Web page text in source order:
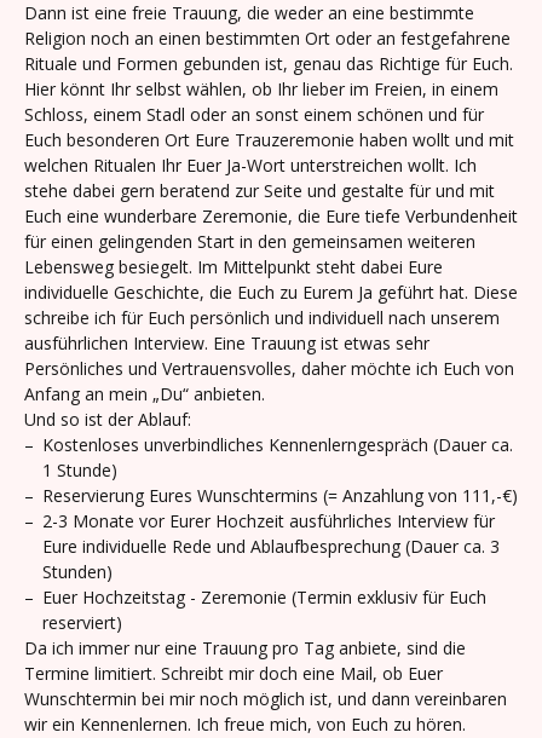
Dann ist eine freie Trauung, die weder an eine bestimmte
Religion noch an einen bestimmten Ort oder an festgefahrene
Rituale und Formen gebunden ist, genau das Richtige für Euch.
Hier könnt Ihr selbst wählen, ob Ihr lieber im Freien, in einem
Schloss, einem Stadl oder an sonst einem schönen und für
Euch besonderen Ort Eure Trauzeremonie haben wollt und mit
welchen Ritualen Ihr Euer Ja-Wort unterstreichen wollt. Ich
stehe dabei gern beratend zur Seite und gestalte für und mit
Euch eine wunderbare Zeremonie, die Eure tiefe Verbundenheit
für einen gelingenden Start in den gemeinsamen weiteren
Lebensweg besiegelt. Im Mittelpunkt steht dabei Eure
individuelle Geschichte, die Euch zu Eurem Ja geführt hat. Diese
schreibe ich für Euch persönlich und individuell nach unserem
ausführlichen Interview. Eine Trauung ist etwas sehr
Persönliches und Vertrauensvolles, daher möchte ich Euch von
Anfang an mein „Du“ anbieten.
Und so ist der Ablauf:
– Kostenloses unverbindliches Kennenlerngespräch (Dauer ca.
1 Stunde)
– Reservierung Eures Wunschtermins (= Anzahlung von 111,-€)
– 2-3 Monate vor Eurer Hochzeit ausführliches Interview für
Eure individuelle Rede und Ablaufbesprechung (Dauer ca. 3
Stunden)
– Euer Hochzeitstag - Zeremonie (Termin exklusiv für Euch
reserviert)
Da ich immer nur eine Trauung pro Tag anbiete, sind die
Termine limitiert. Schreibt mir doch eine Mail, ob Euer
Wunschtermin bei mir noch möglich ist, und dann vereinbaren
wir ein Kennenlernen. Ich freue mich, von Euch zu hören.